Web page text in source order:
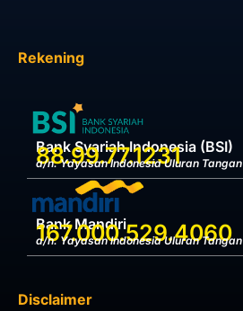
Rekening
Bank Syariah Indonesia (BSI)
88.99.77.1231
a/n. Yayasan Indonesia Uluran Tangan
Bank Mandiri
167.000.529.4060
a/n. Yayasan Indonesia Uluran Tangan
Disclaimer